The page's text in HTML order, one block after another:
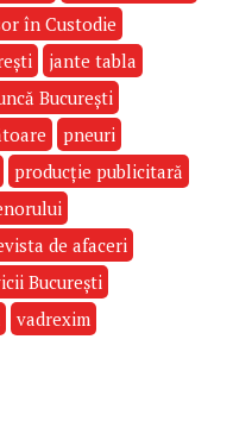
în Custodie
jante tabla
București
pneuri
producție publicitară
de afaceri
București
vadrexim